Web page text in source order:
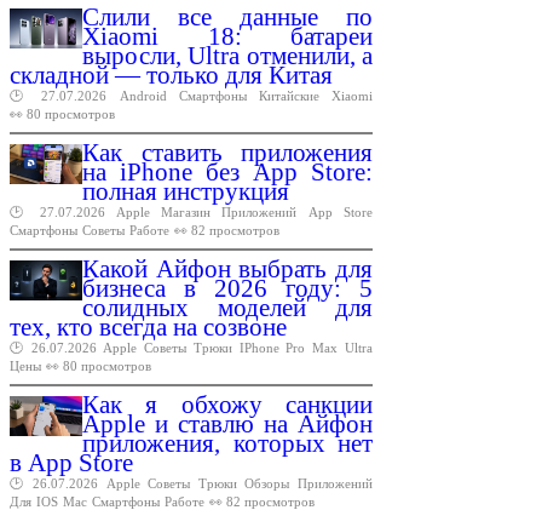
Слили все данные по
Xiaomi 18: батареи
выросли, Ultra отменили, а
складной — только для Китая
🕑 27.07.2026 Android Смартфоны Китайские
Xiaomi
👀 80 просмотров
Как ставить приложения
на iPhone без App Store:
полная инструкция
🕑 27.07.2026 Apple Магазин Приложений App
Store
Смартфоны Советы Работе 👀 82 просмотров
Какой Айфон выбрать для
бизнеса в 2026 году: 5
солидных моделей для
тех, кто всегда на созвоне
🕑 26.07.2026 Apple Советы Трюки IPhone Pro Max Ultra
Цены 👀 80 просмотров
Как я обхожу санкции
Apple и ставлю на Айфон
приложения, которых нет
в App Store
🕑 26.07.2026 Apple Советы Трюки Обзоры Приложений
Для IOS Mac Смартфоны Работе 👀 82 просмотров